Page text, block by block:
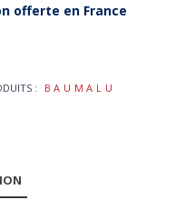
offerte en France
: BAUMALU